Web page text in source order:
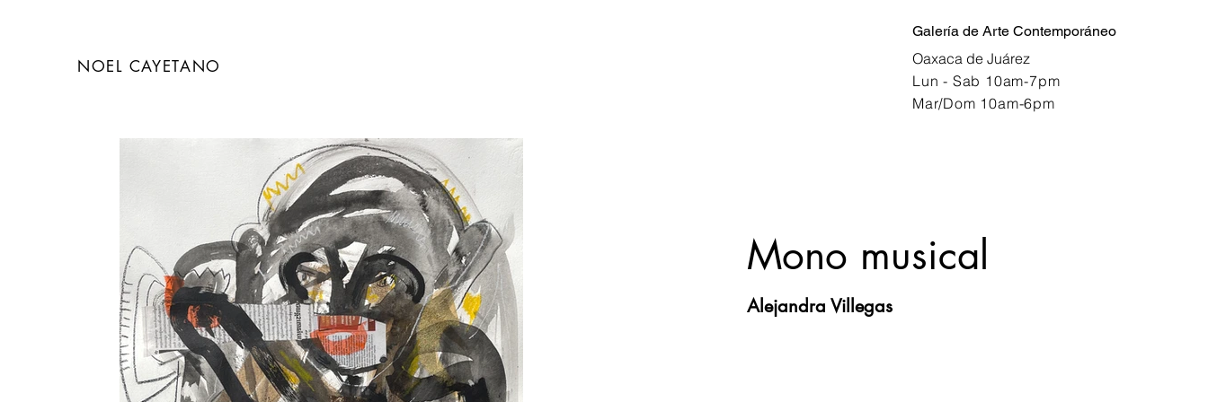
NOEL CAYETANO
Galería de Arte Contemporáneo
Oaxaca de Juárez
Lun - Sab 10am-7pm
Mar/Dom 10am-6pm
Mono musical
Alejandra Villegas